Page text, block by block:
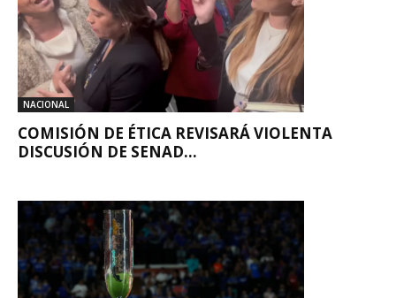
NACIONAL
COMISIÓN DE ÉTICA REVISARÁ VIOLENTA
DISCUSIÓN DE SENAD...